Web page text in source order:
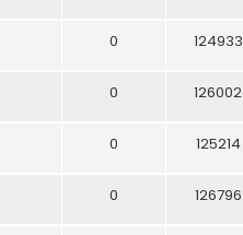
0 124933
0 126002
0 125214
0 126796